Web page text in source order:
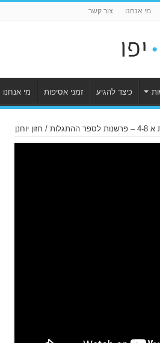
מי אנחנו צור קשר
כיצד להגיע זמני אסיפות מי אנחנו
/ חזון יוחנן